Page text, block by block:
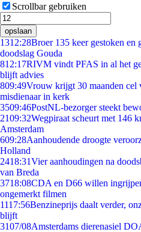
Scrollbar gebruiken
opslaan
1312:28Broer 135 keer gestoken en
doodslag Gouda
812:17RIVM vindt PFAS in al het
blijft advies
809:49Vrouw krijgt 30 maanden cel
misdienaar in kerk
3509:46PostNL-bezorger steekt
2109:32Wegpiraat scheurt met 146
Amsterdam
609:28Aanhoudende droogte
Holland
2418:31Vier aanhoudingen na
van Breda
3718:08CDA en D66 willen
ongemerkt filmen
1117:56Benzineprijs daalt verder,
blijft
3107/08Amsterdams dierenasiel